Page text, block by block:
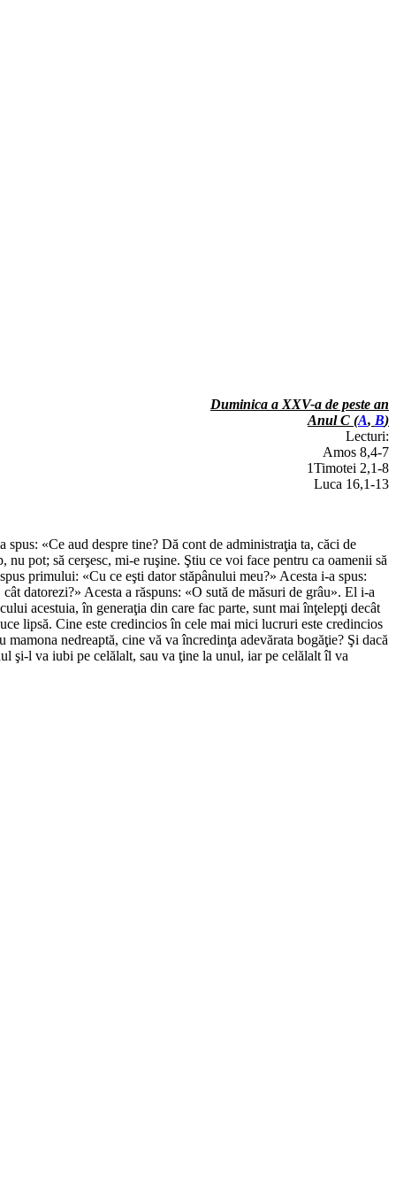
Duminica a XXV-a de peste an
Anul C (A, B)
Lecturi:
Amos 8,4-7
1Timotei 2,1-8
Luca 16,1-13
«Ce aud despre tine? Dă cont de administraţia ta, căci de
pot; să cerşesc, mi-e ruşine. Ştiu ce voi face pentru ca oamenii să
primului: «Cu ce eşti dator stăpânului meu?» Acesta i-a spus:
datorezi?» Acesta a răspuns: «O sută de măsuri de grâu». El i-a
acestuia, în generaţia din care fac parte, sunt mai înţelepţi decât
lipsă. Cine este credincios în cele mai mici lucruri este credincios
nedreaptă, cine vă va încredinţa adevărata bogăţie? Şi dacă
şi-l va iubi pe celălalt, sau va ţine la unul, iar pe celălalt îl va